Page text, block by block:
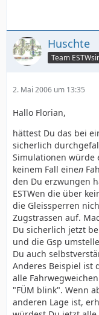
Huschte
Team
2. Mai 2006 um 13:35
Hallo Florian,
hättest Du das bei
sicherlich
Simulationen würde
keinem Fall einen
den Du erzwungen
ESTWen die über
die Gleissperren
Zugstrassen auf.
Du sicherlich jetzt
und die Gsp
Du auch
Anderes Beispiel ist
alle
"FÜM blink". Wenn
anderen Lage ist,